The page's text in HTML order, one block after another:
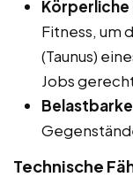
Körperliche
Fitness, um
(Taunus)
Jobs
Technische